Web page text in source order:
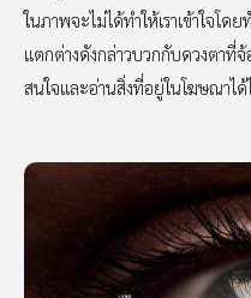
ในภาพจะไม่ได้ทำให้เราเข้าใจโด
แตกต่างดังกล่าวบวกกับดวงตาที่จ้
สนใจและอ่านสิ่งที่อยู่ในโฆษณาได้